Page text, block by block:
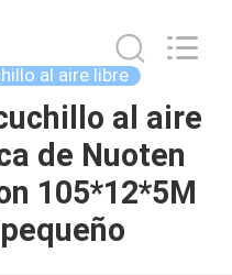
al aire libre
al aire
de Nuoten
105*12*5M